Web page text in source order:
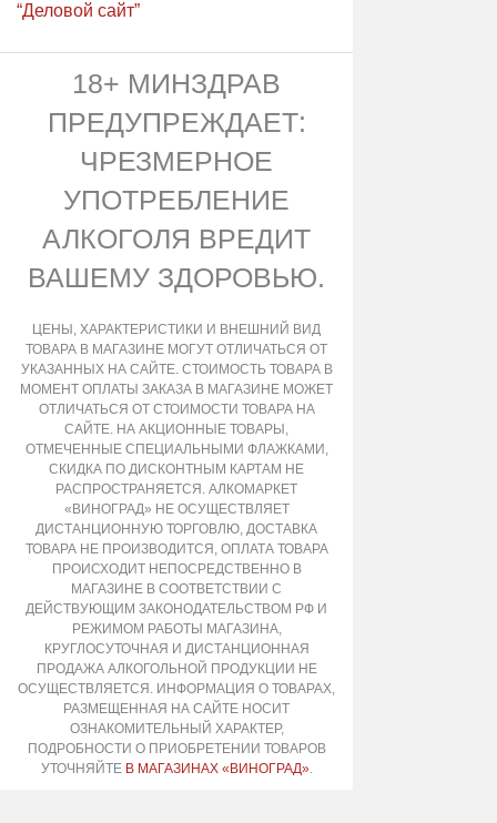
“Деловой сайт”
18+ МИНЗДРАВ
ПРЕДУПРЕЖДАЕТ:
ЧРЕЗМЕРНОЕ
УПОТРЕБЛЕНИЕ
АЛКОГОЛЯ ВРЕДИТ
ВАШЕМУ ЗДОРОВЬЮ.
ЦЕНЫ, ХАРАКТЕРИСТИКИ И ВНЕШНИЙ ВИД
ТОВАРА В МАГАЗИНЕ МОГУТ ОТЛИЧАТЬСЯ ОТ
УКАЗАННЫХ НА САЙТЕ. СТОИМОСТЬ ТОВАРА В
МОМЕНТ ОПЛАТЫ ЗАКАЗА В МАГАЗИНЕ МОЖЕТ
ОТЛИЧАТЬСЯ ОТ СТОИМОСТИ ТОВАРА НА
САЙТЕ. НА АКЦИОННЫЕ ТОВАРЫ,
ОТМЕЧЕННЫЕ СПЕЦИАЛЬНЫМИ ФЛАЖКАМИ,
СКИДКА ПО ДИСКОНТНЫМ КАРТАМ НЕ
РАСПРОСТРАНЯЕТСЯ. АЛКОМАРКЕТ
«ВИНОГРАД» НЕ ОСУЩЕСТВЛЯЕТ
ДИСТАНЦИОННУЮ ТОРГОВЛЮ, ДОСТАВКА
ТОВАРА НЕ ПРОИЗВОДИТСЯ, ОПЛАТА ТОВАРА
ПРОИСХОДИТ НЕПОСРЕДСТВЕННО В
МАГАЗИНЕ В СООТВЕТСТВИИ С
ДЕЙСТВУЮЩИМ ЗАКОНОДАТЕЛЬСТВОМ РФ И
РЕЖИМОМ РАБОТЫ МАГАЗИНА,
КРУГЛОСУТОЧНАЯ И ДИСТАНЦИОННАЯ
ПРОДАЖА АЛКОГОЛЬНОЙ ПРОДУКЦИИ НЕ
ОСУЩЕСТВЛЯЕТСЯ. ИНФОРМАЦИЯ О ТОВАРАХ,
РАЗМЕЩЕННАЯ НА САЙТЕ НОСИТ
ОЗНАКОМИТЕЛЬНЫЙ ХАРАКТЕР,
ПОДРОБНОСТИ О ПРИОБРЕТЕНИИ ТОВАРОВ
УТОЧНЯЙТЕ В МАГАЗИНАХ «ВИНОГРАД».